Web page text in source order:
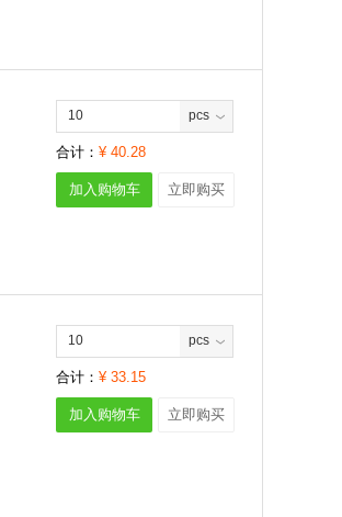
pcs
合计： ¥ 40.28
加入购物车 立即购买
pcs
合计： ¥ 33.15
加入购物车 立即购买